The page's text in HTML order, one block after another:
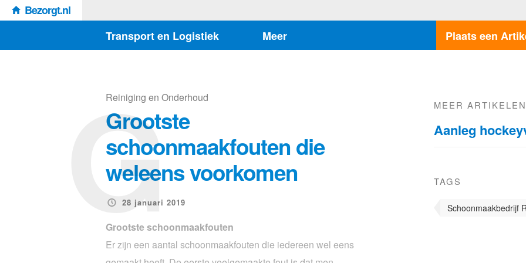
Bezorgt.nl
Transport en Logistiek
Meer Plaats een
Reiniging en Onderhoud
Grootste
schoonmaakfouten die
weleens voorkomen
28 januari 2019
G
Grootste schoonmaakfouten
Er zijn een aantal schoonmaakfouten die iedereen wel eens
MEER ARTIKELEN
Aanleg
TAGS
Schoonmaakbedrijf